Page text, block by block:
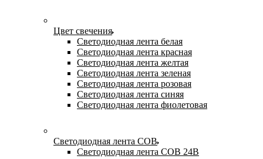
Цвет свечения
Светодиодная лента белая
Светодиодная лента красная
Светодиодная лента желтая
Светодиодная лента зеленая
Светодиодная лента розовая
Светодиодная лента синяя
Светодиодная лента фиолетовая
Светодиодная лента COB
Светодиодная лента COB 24В